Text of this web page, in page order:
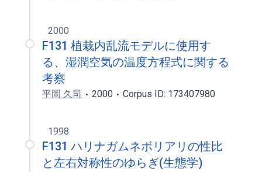
2000
F131 植栽内乱流モデルに使用す
る、湿潤空気の温度方程式に関する
考察
平岡 久司 2000 Corpus ID: 173407980
1998
F131 ハリナガムネボリアリの性比
と左右対称性のゆらぎ(生態学)